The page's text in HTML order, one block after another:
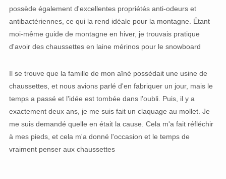
possède également d'excellentes propriétés anti-odeurs et
antibactériennes, ce qui la rend idéale pour la montagne. Étant
moi-même guide de montagne en hiver, je trouvais pratique
d'avoir des chaussettes en laine mérinos pour le snowboard
Il se trouve que la famille de mon aîné possédait une usine de
chaussettes, et nous avions parlé d'en fabriquer un jour, mais le
temps a passé et l'idée est tombée dans l'oubli. Puis, il y a
exactement deux ans, je me suis fait un claquage au mollet. Je
me suis demandé quelle en était la cause. Cela m'a fait réfléchir
à mes pieds, et cela m'a donné l'occasion et le temps de
vraiment penser aux chaussettes